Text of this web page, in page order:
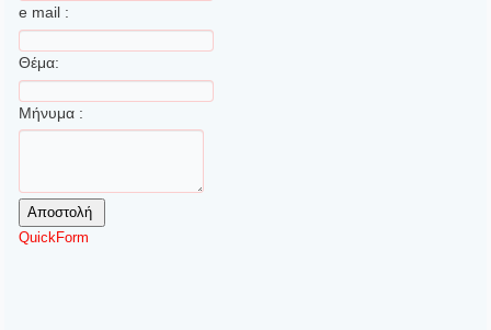
e mail :
Θέμα:
Μήνυμα :
QuickForm